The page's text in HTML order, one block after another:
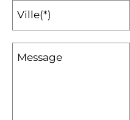
Ville(*)
Message